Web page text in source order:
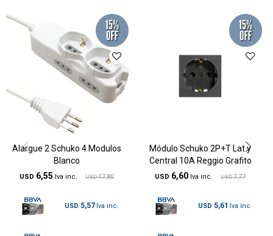
Alargue 2 Schuko 4 Modulos
Blanco
USD 6,55 USD 17,80
USD 5,57
Módulo Schuko 2P+T Lat y
Central 10A Reggio Grafito
USD 6,60 USD 7,77
USD 5,61